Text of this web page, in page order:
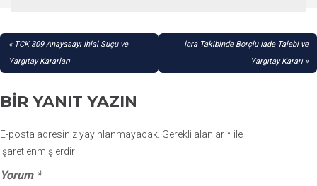
YAZI
GEZINMESI
TCK 309 Anayasayı İhlal Suçu ve
Yargıtay Kararları
İcra Takibinde Borçlu İade Talebi ve
Yargıtay Kararı
BIR YANIT YAZIN
E-posta adresiniz yayınlanmayacak. Gerekli alanlar* ile
işaretlenmişlerdir
Yorum *